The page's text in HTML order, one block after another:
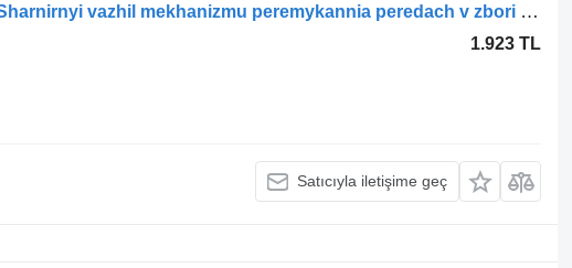
Otobüs için Ashok Leyland Sharnirnyi vazhil mekhanizmu peremykannia peredach v zbori F2400922 rot başı
1.923 TL
Satıcıyla iletişime geç